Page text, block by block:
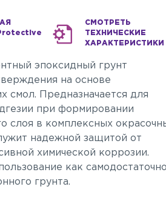
CМОТРЕТЬ
ТЕХНИЧЕСКИЕ
ХАРАКТЕРИСТИКИ
эпоксидный грунт
на основе
смол. Предназначается для
при формировании
слоя в комплексных
надежной защитой от
химической коррозии.
как
грунта.